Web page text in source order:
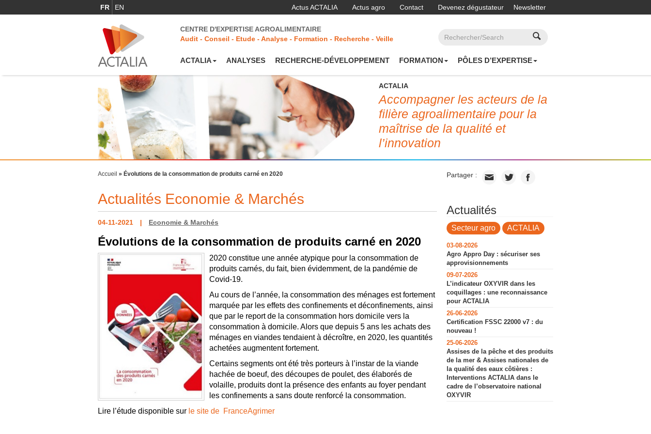
FR EN Newsletter
Actus ACTALIA Actus agro Contact Devenez dégustateur
CENTRE D'EXPERTISE AGROALIMENTAIRE
Audit - Conseil - Etude - Analyse - Formation - Recherche - Veille
ACTALIA ANALYSES RECHERCHE-DÉVELOPPEMENT FORMATION PÔLES D’EXPERTISE
ACTALIA
Accompagner les acteurs de la
filière agroalimentaire pour la
maîtrise de la qualité et
l’innovation
Accueil » Évolutions de la consommation de produits carné en 2020 Partager :
Actualités Economie & Marchés
04-11-2021 Economie & Marchés
Évolutions de la consommation de produits carné en 2020
2020 constitue une année atypique pour la consommation de
produits carnés, du fait, bien évidemment, de la pandémie de
Covid-19.
Au cours de l’année, la consommation des ménages est fortement
marquée par les effets des confinements et déconfinements, ainsi
que par le report de la consommation hors domicile vers la
consommation à domicile. Alors que depuis 5 ans les achats des
ménages en viandes tendaient à décroître, en 2020, les quantités
achetées augmentent fortement.
Certains segments ont été très porteurs à l’instar de la viande
hachée de boeuf, des découpes de poulet, des élaborés de
volaille, produits dont la présence des enfants au foyer pendant
les confinements a sans doute renforcé la consommation.
Lire l’étude disponible sur le site de FranceAgrimer
Actualités
Secteur agro ACTALIA
03-08-2026
Agro Appro Day : sécuriser ses
approvisionnements
09-07-2026
L’indicateur OXYVIR dans les
coquillages : une reconnaissance
pour ACTALIA
26-06-2026
Certification FSSC 22000 v7 : du
nouveau !
25-06-2026
Assises de la pêche et des produits
de la mer & Assises nationales de
la qualité des eaux côtières :
Interventions ACTALIA dans le
cadre de l’observatoire national
OXYVIR